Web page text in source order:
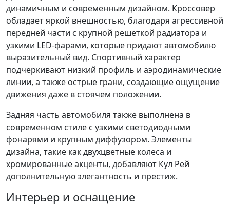
динамичным и современным дизайном. Кроссовер
обладает яркой внешностью, благодаря агрессивной
передней части с крупной решеткой радиатора и
узкими LED-фарами, которые придают автомобилю
выразительный вид. Спортивный характер
подчеркивают низкий профиль и аэродинамические
линии, а также острые грани, создающие ощущение
движения даже в стоячем положении.
Задняя часть автомобиля также выполнена в
современном стиле с узкими светодиодными
фонарями и крупным диффузором. Элементы
дизайна, такие как двухцветные колеса и
хромированные акценты, добавляют Кул Рей
дополнительную элегантность и престиж.
Интерьер и оснащение